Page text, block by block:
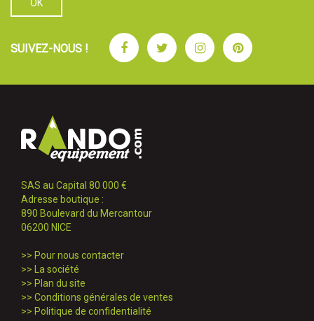
SUIVEZ-NOUS ! FacebookTwitterInstagramPinterest
SAS au Capital 80 000 €
Adresse boutique :
890 Boulevard du Mercantour
06200 NICE
>> Pour nous contacter
>>
La société
>> Plan du site
>> Conditions générales de ventes
>> Politique de confidentialité